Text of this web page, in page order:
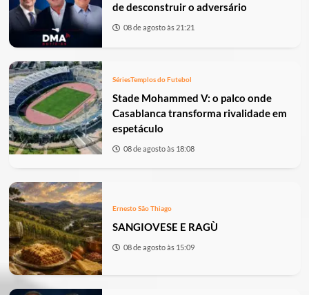
de desconstruir o adversário
08 de agosto às 21:21
SériesTemplos do Futebol
Stade Mohammed V: o palco onde
Casablanca transforma rivalidade em
espetáculo
08 de agosto às 18:08
Ernesto São Thiago
SANGIOVESE E RAGÙ
08 de agosto às 15:09